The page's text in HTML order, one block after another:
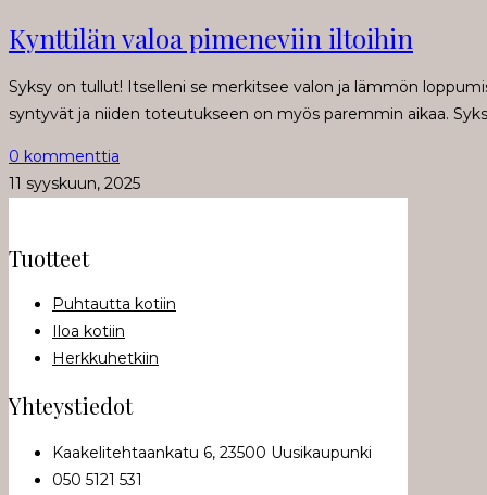
Kynttilän valoa pimeneviin iltoihin
Syksy on tullut! Itselleni se merkitsee valon ja lämmön
syntyvät ja niiden toteutukseen on myös paremmin aikaa.
0 kommenttia
11 syyskuun, 2025
Tuotteet
Puhtautta kotiin
Iloa kotiin
Herkkuhetkiin
Yhteystiedot
Kaakelitehtaankatu 6, 23500 Uusikaupunki
050 5121 531